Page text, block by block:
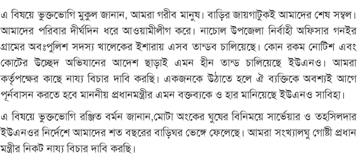
এ বিষয়ে ভুক্তভোগি মুকুল জানান, আমরা গরীব মানুষ। বাড়ির জায়গাটুকই আমাদের শেষ সম্বল।
আমাদের পরিবার দীর্ঘদিন ধরে আওয়ামীলীগ করে। নাচোল উপজেলা নির্বাহী অফিসার গনইর
গ্রামের অবঃপুলিশ সদস্য খালেকের ইশারায় এসব তান্ডব চালিয়েছে। কোন রকম নোটিশ এবং
কোটের উচ্ছেদ অভিযানের আদেশ ছাড়াই এমন হীন তান্ড চালিয়েছে ইউএনও। আমরা
কর্তৃপক্ষের কাছে নায্য বিচার দাবি করছি। একজনকে উঠাতে হলে ঐ ব্যক্তিকে অবশ্যই আগে
পূর্নবাসন করতে হবে মাননীয় প্রধানমন্ত্রীর এমন বক্তব্যকে ও হার মানিয়েছে ইউএনও সাবিহা।
এ বিষয়ে ভুক্তভোগি রঞ্জিত বর্মন জানান,মোটা অংকের ঘুষের বিনিময়ে সার্ভেয়ার ও তহসিলদার
ইউএনওর নির্দেশে আমাদের শত বছরের বাড়িঘর ভেঙ্গে ফেলেছে। আমরা সংখ্যালঘু গোষ্টী প্রধান
মন্ত্রীর নিকট নায্য বিচার দাবি করছি।